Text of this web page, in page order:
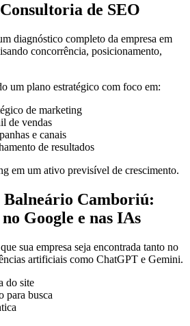
de SEO
diagnóstico completo da empresa em
concorrência, posicionamento,
um plano estratégico com foco em:
de marketing
de vendas
e canais
de resultados
em um ativo previsível de crescimento.
Balneário Camboriú:
Google e nas IAs
sua empresa seja encontrada tanto no
artificiais como ChatGPT e Gemini.
do site
para busca